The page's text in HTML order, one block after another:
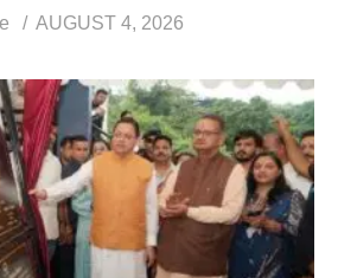
AUGUST 4, 2026